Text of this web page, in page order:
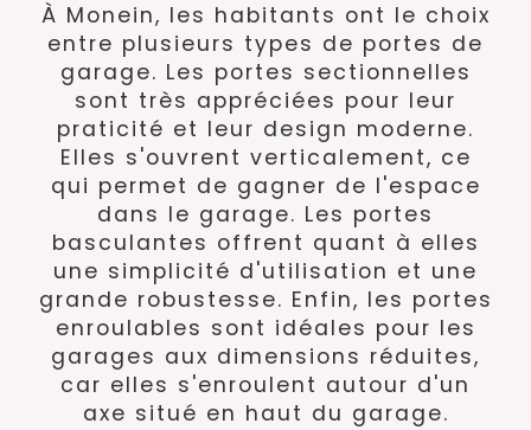
À Monein, les habitants ont le choix
entre plusieurs types de portes de
garage. Les portes sectionnelles
sont très appréciées pour leur
praticité et leur design moderne.
Elles s'ouvrent verticalement, ce
qui permet de gagner de l'espace
dans le garage. Les portes
basculantes offrent quant à elles
une simplicité d'utilisation et une
grande robustesse. Enfin, les portes
enroulables sont idéales pour les
garages aux dimensions réduites,
car elles s'enroulent autour d'un
axe situé en haut du garage.